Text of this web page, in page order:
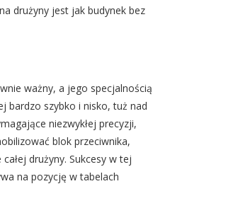
drużyny jest jak budynek bez
ważny, a jego specjalnością
bardzo szybko i nisko, tuż nad
niezwykłej precyzji,
blok przeciwnika,
drużyny. Sukcesy w tej
na pozycję w tabelach